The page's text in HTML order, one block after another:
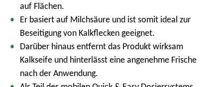
auf Flächen.
Er basiert auf Milchsäure und ist somit ideal zur
Beseitigung von Kalkflecken geeignet.
Darüber hinaus entfernt das Produkt wirksam
Kalkseife und hinterlässt eine angenehme Frische
nach der Anwendung.